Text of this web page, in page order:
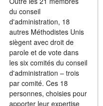
du conseil
d'administration, 18
autres Méthodistes Unis
siègent avec droit de
parole et de vote dans
les six comités du conseil
d'administration – trois
par comité. Ces 18
personnes, choisies pour
apporter leur expertise